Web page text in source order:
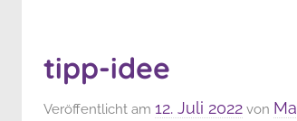
tipp-idee
Veröffentlicht am 12. Juli 2022 von